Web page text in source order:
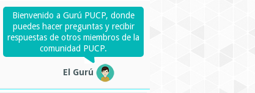
Bienvenido a Gurú PUCP, donde
puedes hacer preguntas y recibir
respuestas de otros miembros de la
comunidad PUCP.
El Gurú